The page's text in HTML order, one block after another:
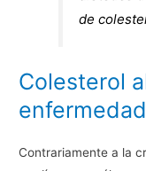
de
Colesterol
Contrariamente a la